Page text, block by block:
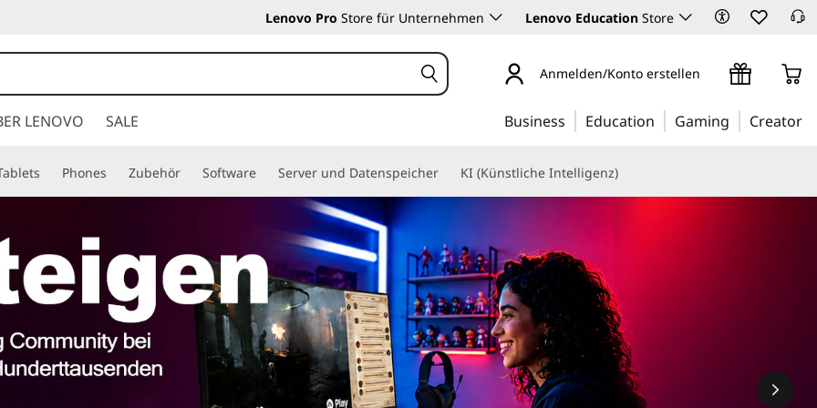
Lenovo Pro Store für Unternehmen Lenovo Education Store
Anmelden/Konto erstellen
LENOVO SALE Business Education Gaming Creator
Phones Zubehör Software Server und Datenspeicher KI (Künstliche Intelligenz)